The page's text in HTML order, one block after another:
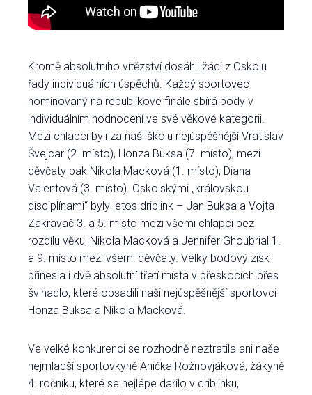
Kromě absolutního vítězství dosáhli žáci z Oskolu
řady individuálních úspěchů. Každý sportovec
nominovaný na republikové finále sbírá body v
individuálním hodnocení ve své věkové kategorii.
Mezi chlapci byli za naši školu nejúspěšnější Vratislav
Švejcar (2. místo), Honza Buksa (7. místo), mezi
děvčaty pak Nikola Macková (1. místo), Diana
Valentová (3. místo). Oskolskými „královskou
disciplínami“ byly letos driblink – Jan Buksa a Vojta
Zakravač 3. a 5. místo mezi všemi chlapci bez
rozdílu věku, Nikola Macková a Jennifer Ghoubrial 1.
a 9. místo mezi všemi děvčaty. Velký bodový zisk
přinesla i dvě absolutní třetí místa v přeskocích přes
švihadlo, které obsadili naši nejúspěšnější sportovci
Honza Buksa a Nikola Macková.
Ve velké konkurenci se rozhodně neztratila ani naše
nejmladší sportovkyně Anička Rožnovjáková, žákyně
4. ročníku, které se nejlépe dařilo v driblinku,